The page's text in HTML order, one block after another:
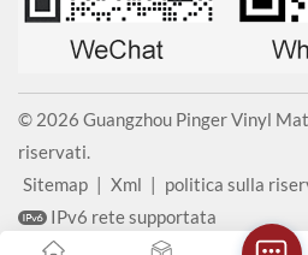
© 2026 Guangzhou Pinger Vinyl
riservati.
Sitemap | Xml | politica sulla
IPv6 rete supportata